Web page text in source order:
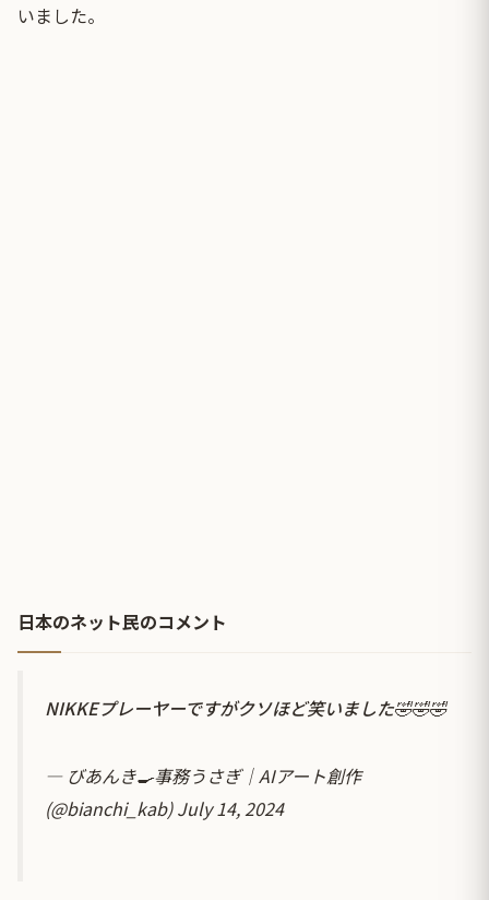
いました。
日本のネット民のコメント
NIKKEプレーヤーですがクソほど笑いました🤣🤣🤣
— びあんき🍳事務うさぎ｜AIアート創作
(@bianchi_kab)July 14, 2024